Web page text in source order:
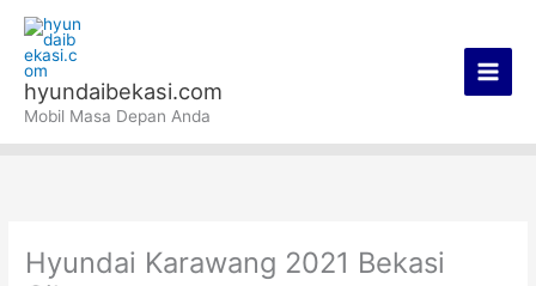
konten
hyundaibekasi.com
Mobil Masa Depan Anda
Hyundai Karawang 2021 Bekasi